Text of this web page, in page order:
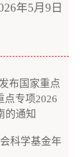
年5月9日
布国家重点
点专项2026
的通知
科学基金年